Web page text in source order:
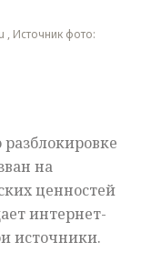
, Источник фото:
на
ценностей
интернет-
источники.